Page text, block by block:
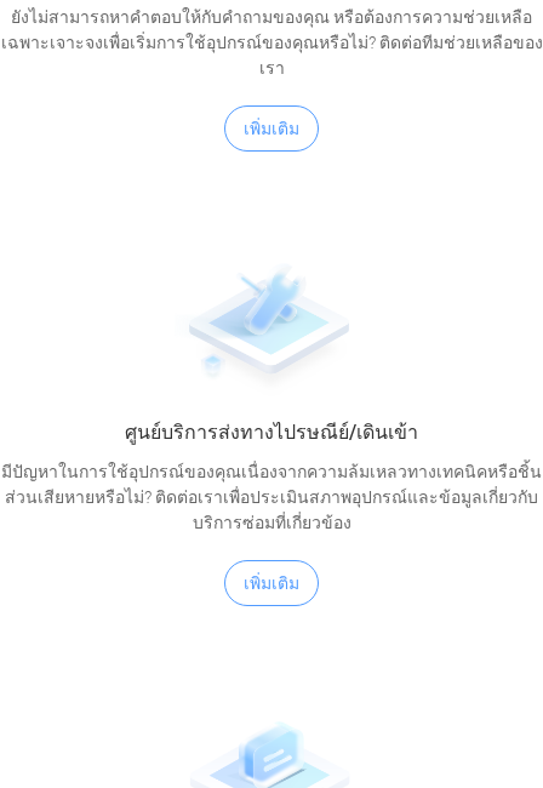
ยังไม่สามารถหาคำตอบให้กับคำถามของคุณ หรือต้องการความช่วยเหลือ
เฉพาะเจาะจงเพื่อเริ่มการใช้อุปกรณ์ของคุณหรือไม่? ติดต่อทีมช่วยเหลือของ
เรา
เพิ่มเติม
ศูนย์บริการส่งทางไปรษณีย์/เดินเข้า
มีปัญหาในการใช้อุปกรณ์ของคุณเนื่องจากความล้มเหลวทางเทคนิคหรือชิ้น
ส่วนเสียหายหรือไม่? ติดต่อเราเพื่อประเมินสภาพอุปกรณ์และข้อมูลเกี่ยวกับ
บริการซ่อมที่เกี่ยวข้อง
เพิ่มเติม